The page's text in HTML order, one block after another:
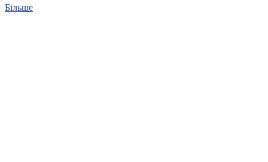
Більше